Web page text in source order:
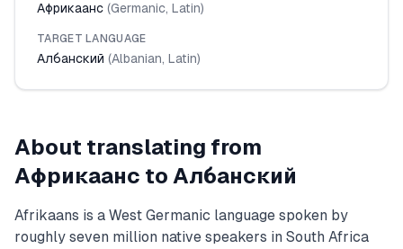
Африкаанс (Germanic, Latin)
TARGET LANGUAGE
Албанский (Albanian, Latin)
About translating from
Африкаанс to Албанский
Afrikaans is a West Germanic language spoken by
roughly seven million native speakers in South Africa